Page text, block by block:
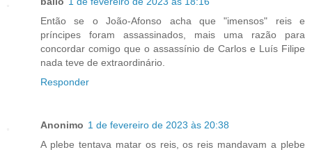
Então se o João-Afonso acha que "imensos" reis e
príncipes foram assassinados, mais uma razão para
concordar comigo que o assassínio de Carlos e Luís Filipe
nada teve de extraordinário.
Responder
Anonimo 1 de fevereiro de 2023 às 20:38
A plebe tentava matar os reis, os reis mandavam a plebe